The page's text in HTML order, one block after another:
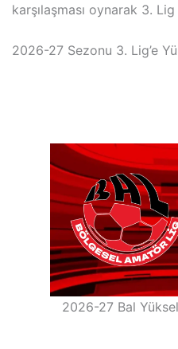
karşılaşması oynarak 3.
2026-27 Sezonu 3. Lig’e
2026-27 Bal